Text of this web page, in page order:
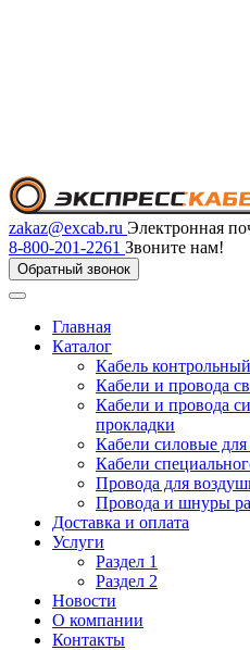
zakaz@excab.ru Электронная
8-800-201-2261 Звоните нам!
Обратный звонок
Главная
Каталог
Кабель контрольный
Кабели и провода
Кабели и провода
прокладки
Кабели силовые
Кабели
Провода для
Провода и шнуры
Доставка и оплата
Услуги
Раздел 1
Раздел 2
Новости
О компании
Контакты